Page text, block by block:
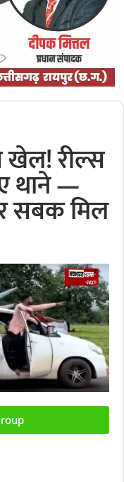
खेल! रील्स
थाने —
सबक मिल